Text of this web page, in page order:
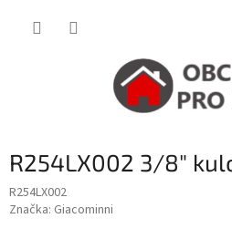
R254LX002 3/8"
R254LX002
Značka: Giacominni